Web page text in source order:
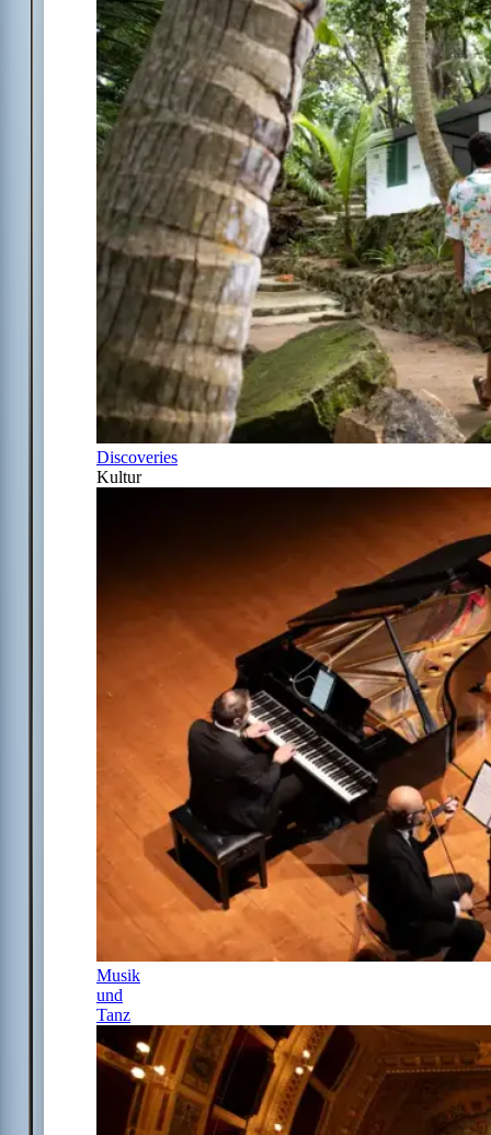
Discoveries
Kultur
Musik
und
Tanz